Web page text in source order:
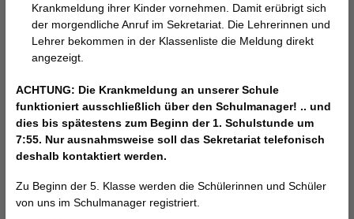
Krankmeldung ihrer Kinder vornehmen. Damit erübrigt sich
der morgendliche Anruf im Sekretariat. Die Lehrerinnen und
Lehrer bekommen in der Klassenliste die Meldung direkt
angezeigt.
ACHTUNG: Die Krankmeldung an unserer Schule
funktioniert ausschließlich über den Schulmanager! .. und
dies bis spätestens zum Beginn der 1. Schulstunde um
7:55. Nur ausnahmsweise soll das Sekretariat telefonisch
deshalb kontaktiert werden.
Zu Beginn der 5. Klasse werden die Schülerinnen und Schüler
von uns im Schulmanager registriert.